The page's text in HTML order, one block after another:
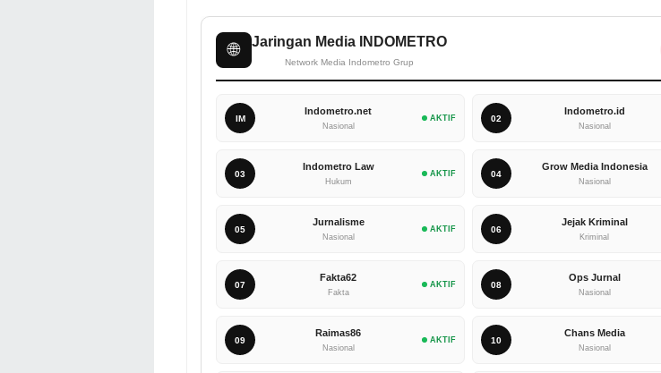
🌐 Jaringan Media INDOMETRO
Network Media Indometro Grup
IM
Indometro.net
Nasional
AKTIF 02
Indometro.id
Nasional
03
Indometro Law
Hukum
AKTIF 04
Grow Media Indonesia
Nasional
05
Jurnalisme
Nasional
AKTIF 06
Jejak Kriminal
Kriminal
07
Fakta62
Fakta
AKTIF 08
Ops Jurnal
Nasional
09
Raimas86
Nasional
AKTIF 10
Chans Media
Nasional